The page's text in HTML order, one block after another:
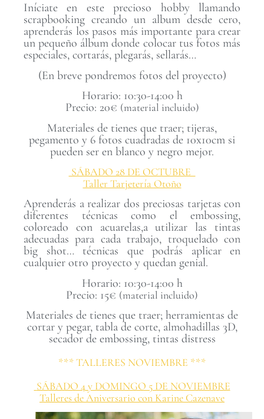
Iníciate en este precioso hobby llamando
scrapbooking creando un album desde cero,
aprenderás los pasos más importante para crear
un pequeño álbum donde colocar tus fotos más
especiales, cortarás, plegarás, sellarás…
(En breve pondremos fotos del proyecto)
Horario: 10:30-14:00 h
Precio: 20€ (material incluido)
Materiales de tienes que traer; tijeras,
pegamento y 6 fotos cuadradas de 10x10cm si
pueden ser en blanco y negro mejor.
SÁBADO 28 DE OCTUBRE
Taller Tarjetería Otoño
Aprenderás a realizar dos preciosas tarjetas con
diferentes técnicas como el embossing,
coloreado con acuarelas,a utilizar las tintas
adecuadas para cada trabajo, troquelado con
big shot… técnicas que podrás aplicar en
cualquier otro proyecto y quedan genial.
Horario: 10:30-14:00 h
Precio: 15€ (material incluido)
Materiales de tienes que traer; herramientas de
cortar y pegar, tabla de corte, almohadillas 3D,
secador de embossing, tintas distress
*** TALLERES NOVIEMBRE ***
SÁBADO 4 y DOMINGO 5 DE NOVIEMBRE
Talleres de Aniversario con Karine Cazenave